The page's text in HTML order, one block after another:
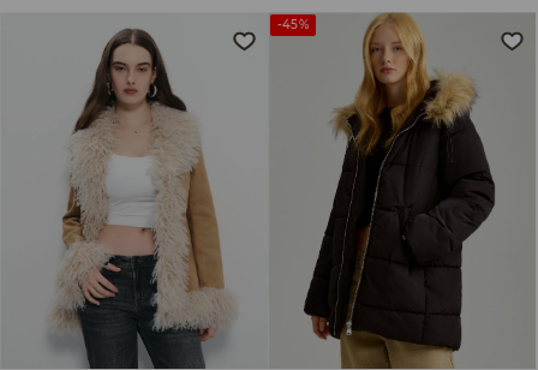
-45%